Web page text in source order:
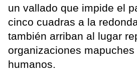
un vallado que impide el
cinco cuadras a la
también arriban al lugar
organizaciones
humanos.